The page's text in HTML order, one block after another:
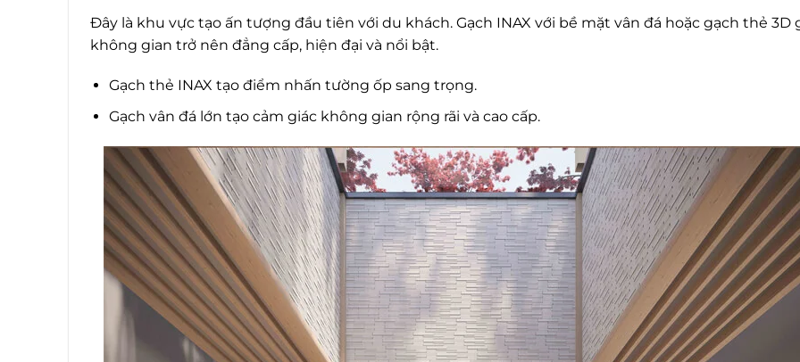
Đây là khu vực tạo ấn tượng đầu tiên với du khách. Gạch INAX với bề mặt vân đá hoặc gạch thẻ 3D
không gian trở nên đẳng cấp, hiện đại và nổi bật.
Gạch thẻ INAX tạo điểm nhấn tường ốp sang trọng.
Gạch vân đá lớn tạo cảm giác không gian rộng rãi và cao cấp.